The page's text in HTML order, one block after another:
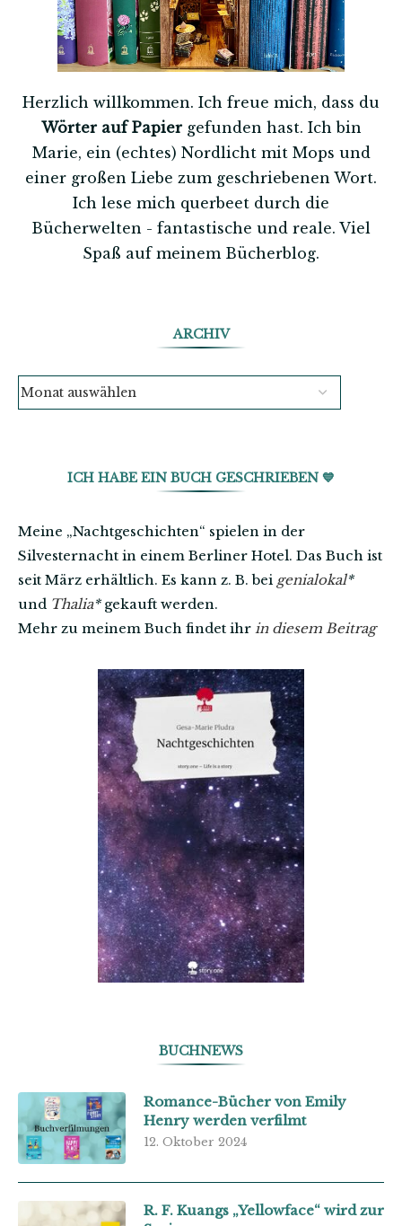
Herzlich willkommen. Ich freue mich, dass du
Wörter auf Papiergefunden hast. Ich bin
Marie, ein (echtes) Nordlicht mit Mops und
einer großen Liebe zum geschriebenen Wort.
Ich lese mich querbeet durch die
Bücherwelten - fantastische und reale. Viel
Spaß auf meinem Bücherblog.
ARCHIV
ICH HABE EIN BUCH GESCHRIEBEN 💙
Meine „Nachtgeschichten“ spielen in der
Silvesternacht in einem Berliner Hotel. Das Buch ist
seit März erhältlich. Es kann z. B. bei genialokal*
und Thalia*gekauft werden.
Mehr zu meinem Buch findet ihr in diesem Beitrag
BUCHNEWS
Romance-Bücher von Emily
Henry werden verfilmt
12. Oktober 2024
R. F. Kuangs „Yellowface“ wird zur